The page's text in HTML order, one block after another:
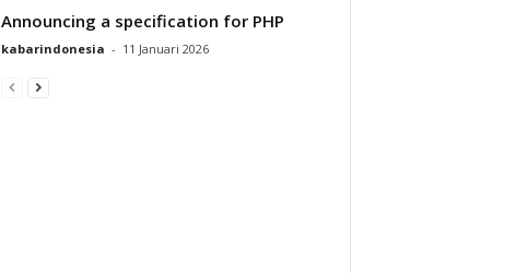
Announcing a specification for PHP
kabarindonesia - 11 Januari 2026